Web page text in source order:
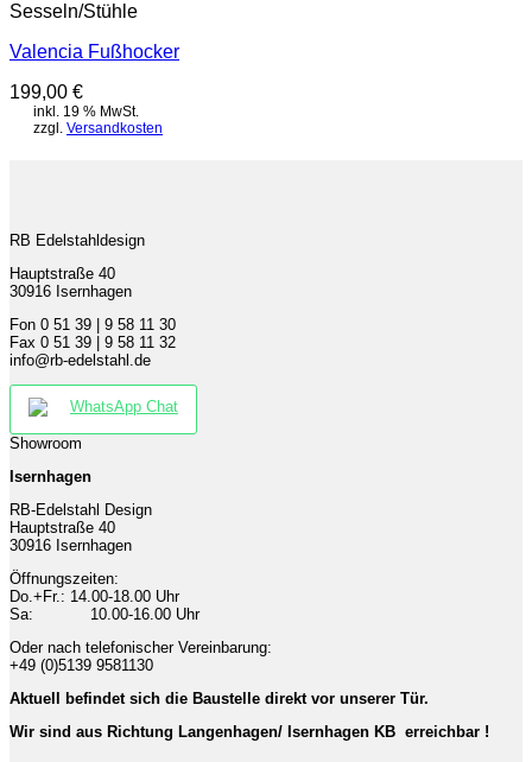
Sesseln/Stühle
Valencia Fußhocker
199,00 €
inkl. 19 % MwSt.
zzgl. Versandkosten
RB Edelstahldesign
Hauptstraße 40
30916 Isernhagen
Fon 0 51 39 | 9 58 11 30
Fax 0 51 39 | 9 58 11 32
info@rb-edelstahl.de
WhatsApp Chat
Showroom
Isernhagen
RB-Edelstahl Design
Hauptstraße 40
30916 Isernhagen
Öffnungszeiten:
Do.+Fr.: 14.00-18.00 Uhr
Sa: 10.00-16.00 Uhr
Oder nach telefonischer Vereinbarung:
+49 (0)5139 9581130
Aktuell befindet sich die Baustelle direkt vor unserer Tür.
Wir sind aus Richtung Langenhagen/ Isernhagen KB erreichbar !